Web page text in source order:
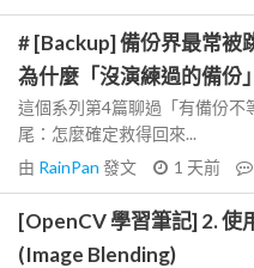
# [Backup] 備份界最常被
為什麼「沒演練過的備份
這個系列第4篇聊過「有備份
尾：怎麼確定救得回來...
由 RainPan 發文 1 天前
[OpenCV 學習筆記] 2. 使
(Image Blending)